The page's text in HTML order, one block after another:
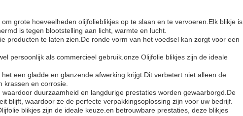
grote hoeveelheden olijfolieblikjes op te slaan en te vervoeren.Elk blikje is
is tegen blootstelling aan licht, warmte en lucht.
producten te laten zien.De ronde vorm van het voedsel kan zorgt voor een
persoonlijk als commercieel gebruik.onze Olijfolie blikjes zijn de ideale
een gladde en glanzende afwerking krijgt.Dit verbetert niet alleen de
krassen en corrosie.
duurzaamheid en langdurige prestaties worden gewaarborgd.De
blijft, waardoor ze de perfecte verpakkingsoplossing zijn voor uw bedrijf.
blikjes zijn de ideale keuze.en betrouwbare prestaties, deze blikjes